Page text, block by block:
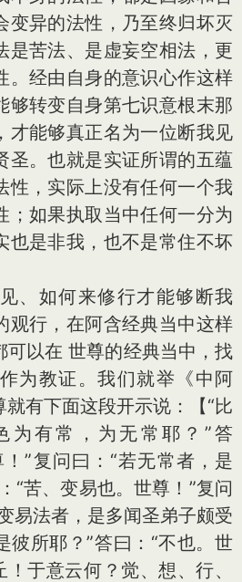
变异的法性，乃至终归坏灭
是苦法、是虚妄空相法，更
。经由自身的意识心作这样
够转变自身第七识意根末那
才能够真正名为一位断我见
圣。也就是实证所谓的五蕴
性，实际上没有任何一个我
；如果执取当中任何一分为
也是非我，也不是常住不坏
、如何来修行才能够断我
观行，在阿含经典当中这样
可以在 世尊的经典当中，找
为教证。我们就举《中阿
有下面这段开示说：【“比
为有常，为无常耶？”答
”复问曰：“若无常者，是
“苦、变易也。世尊！”复问
易法者，是多闻圣弟子颇受
彼所耶？”答曰：“不也。世
于意云何？觉、想、行、